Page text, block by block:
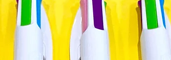
Tous nos
imprimés à la
Isère. Nous
produits afin de
plastique,